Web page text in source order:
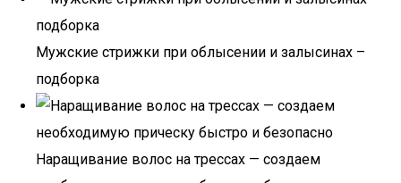
Мужские стрижки при облысении и залысинах –
подборка
Наращивание волос на трессах — создаем